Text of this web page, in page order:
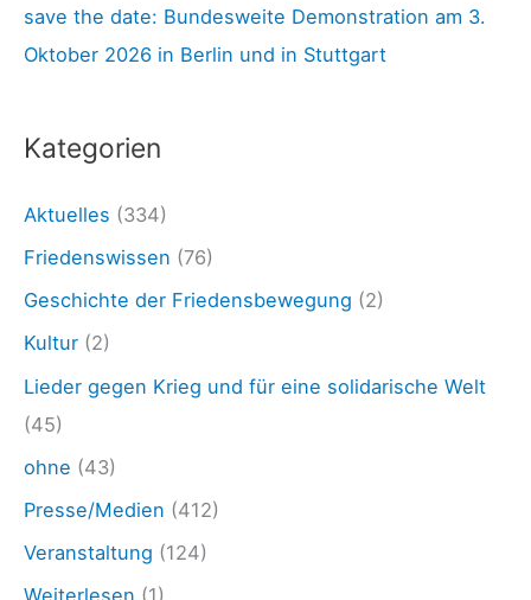
n
c
h
save the date: Bundesweite Demonstration am 3.
Oktober 2026 in Berlin und in Stuttgart
Kategorien
Aktuelles (334)
Friedenswissen (76)
Geschichte der Friedensbewegung (2)
Kultur (2)
Lieder gegen Krieg und für eine solidarische Welt
(45)
ohne (43)
Presse/Medien (412)
Veranstaltung (124)
Weiterlesen (1)